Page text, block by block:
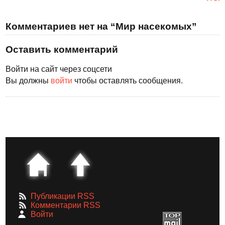
Комментариев нет на “Мир насекомых”
Оставить комментарий
Войти на сайт через соцсети
Вы должны войти чтобы оставлять сообщения.
Публикации RSS
Комментарии RSS
Войти